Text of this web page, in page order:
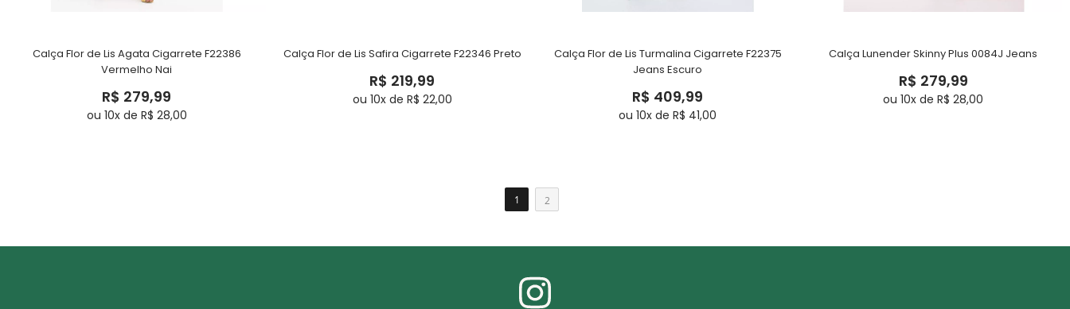
Calça Flor de Lis Agata Cigarrete F22386
Vermelho Nai
R$ 279,99
ou 10x de R$ 28,00
Calça Flor de Lis Safira Cigarrete F22346 Preto
R$ 219,99
ou 10x de R$ 22,00
Calça Flor de Lis Turmalina Cigarrete F22375
Jeans Escuro
R$ 409,99
ou 10x de R$ 41,00
Calça Lunender Skinny Plus 0084J Jeans
R$ 279,99
ou 10x de R$ 28,00
1 2